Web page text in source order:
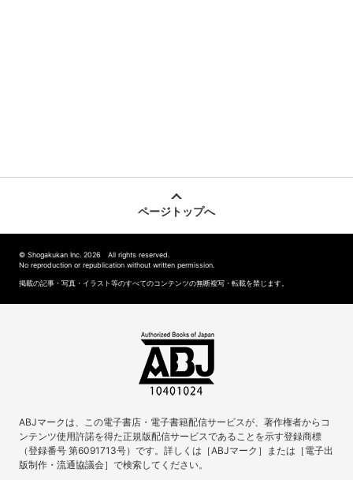
ページトップへ
© Shogakukan Inc. 2026 All rights reserved.
No reproduction or republication without written permission.
掲載の記事・写真・イラスト等のすべてのコンテンツの無断複写・転載を禁じます。
ABJマークは、この電子書店・電子書籍配信サービスが、著作権者からコ
ンテンツ使用許諾を得た正規版配信サービスであることを示す登録商標
（登録番号 第6091713号）です。詳しくは［ABJマーク］または［電子出
版制作・流通協議会］で検索してください。